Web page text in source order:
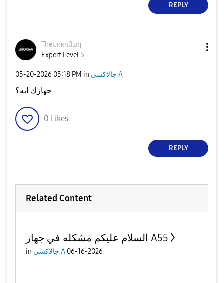
REPLY
TheUnκn0ωη
Expert Level 5
‎05-20-2026 05:18 PM in جالاكسى A
جهازك ايه؟
0 Likes
REPLY
Related Content
السلام عليكم مشكله في جهاز A55
in جالاكسى A 06-16-2026